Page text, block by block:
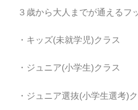
３歳から大人までが通えるフ
・キッズ(未就学児)クラス
・ジュニア(小学生)クラス
・ジュニア選抜(小学生選考)